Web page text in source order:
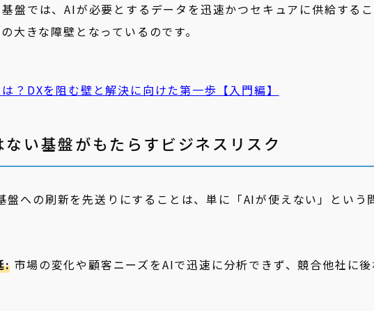
盤では、AIが必要とするデータを迅速かつセキュアに供給する
大きな障壁となっているのです。
は？DXを阻む壁と解決に向けた第一歩【入門編】
い基盤がもたらすビジネスリスク
への刷新を先送りにすることは、単に「AIが使えない」という
: 市場の変化や顧客ニーズをAIで迅速に分析できず、競合他社に